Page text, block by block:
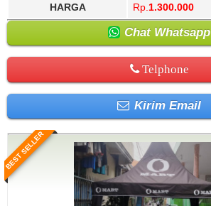
HARGA Rp. 1.300.000
Chat Whatsapp
Telphone
Kirim Email
BEST SELLER